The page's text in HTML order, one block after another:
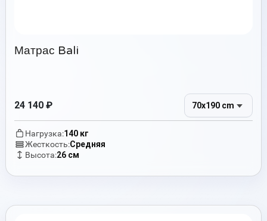
Матрас Bali
24 140 ₽ 70x190 cm
Нагрузка:140 кг
Жесткость:Средняя
Высота:26 см